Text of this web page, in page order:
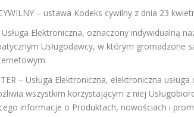
– ustawa Kodeks cywilny z dnia 23
Usługa Elektroniczna, oznaczony indywidualną
Usługodawcy, w którym gromadzone
– Usługa Elektroniczna, elektroniczna
wszystkim korzystającym z niej
informacje o Produktach, nowościach i